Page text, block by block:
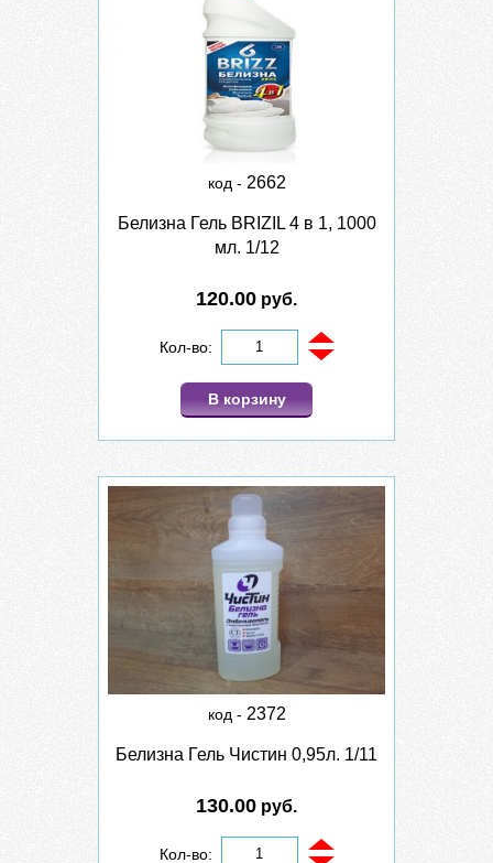
код - 2662
Белизна Гель BRIZIL 4 в 1, 1000
мл. 1/12
120.00 руб.
Кол-во:
В корзину
код - 2372
Белизна Гель Чистин 0,95л. 1/11
130.00 руб.
Кол-во: